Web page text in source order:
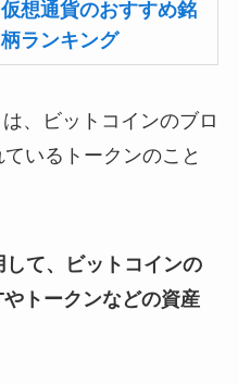
仮想通貨のおすすめ銘
柄ランキング
、ビットコインのブロ
いるトークンのこと
て、ビットコインの
トークンなどの資産